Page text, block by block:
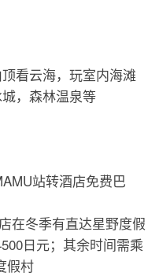
看云海，玩室内海滩
，森林温泉等
站转酒店免费巴
在冬季有直达星野度假
日元；其余时间需乘
假村